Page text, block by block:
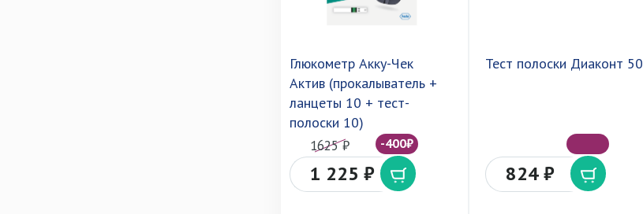
Глюкометр Акку-Чек
Актив (прокалыватель +
ланцеты 10 + тест-
полоски 10)
-400₽
1625 ₽
1 225 ₽
Тест полоски Диаконт 50
824 ₽